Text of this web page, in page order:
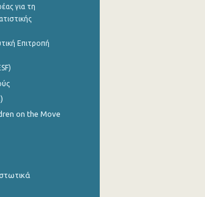
για τη
Επιτροπή
on the Move